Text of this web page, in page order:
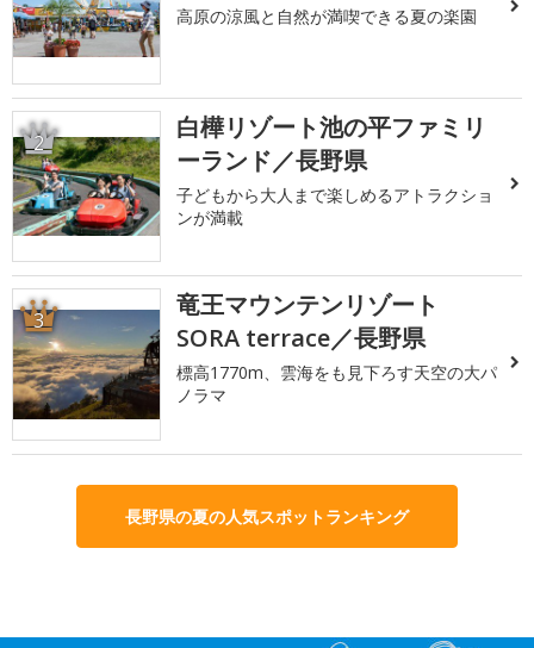
高原の涼風と自然が満喫できる夏の楽園
2
白樺リゾート池の平ファミリ
ーランド／長野県
子どもから大人まで楽しめるアトラクショ
ンが満載
3
竜王マウンテンリゾート
SORA terrace／長野県
標高1770m、雲海をも見下ろす天空の大パ
ノラマ
長野県の夏の人気スポットランキング